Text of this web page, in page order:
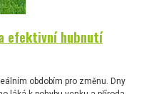
efektivní hubnutí
obdobím pro změnu. Dny